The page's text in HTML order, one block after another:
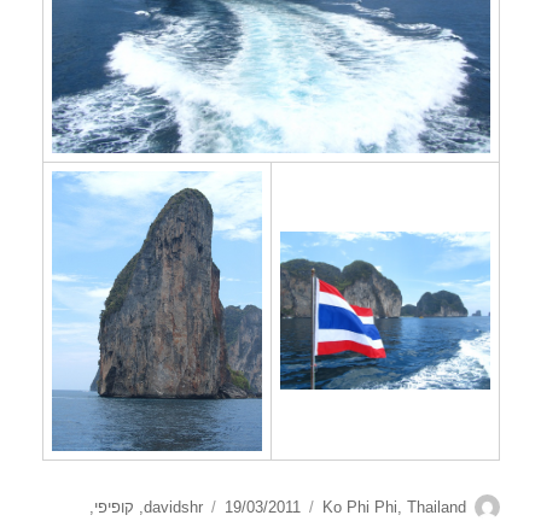
מחבר davidshr
פורסם 19/03/2011
קטגוריות Ko Phi Phi, Thailand
, קופיפי,